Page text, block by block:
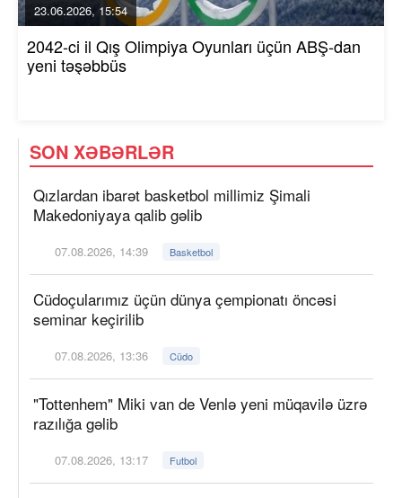
23.06.2026, 15:54
2042-ci il Qış Olimpiya Oyunları üçün ABŞ-dan
yeni təşəbbüs
SON XƏBƏRLƏR
Qızlardan ibarət basketbol millimiz Şimali
Makedoniyaya qalib gəlib
07.08.2026, 14:39 Basketbol
Cüdoçularımız üçün dünya çempionatı öncəsi
seminar keçirilib
07.08.2026, 13:36 Cüdo
"Tottenhem" Miki van de Venlə yeni müqavilə üzrə
razılığa gəlib
07.08.2026, 13:17 Futbol